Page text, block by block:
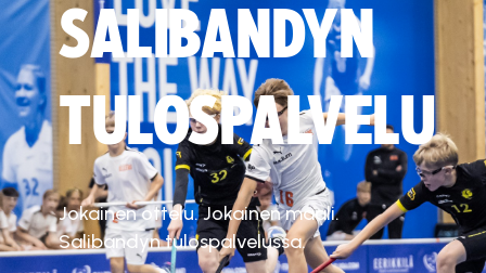
SALIBANDYN
TULOSPALVELU
Jokainen ottelu. Jokainen maali.
Salibandyn tulospalvelussa.